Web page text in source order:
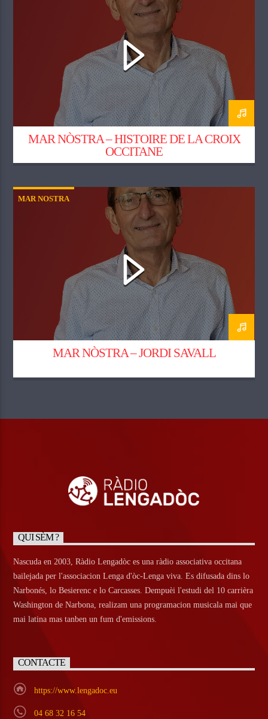
MAR NÒSTRA – HISTOIRE DE LA CROIX
OCCITANE
MAR NOSTRA
MAR NÒSTRA – JORDI SAVALL
QUI SÈM ?
Nascuda en 2003, Ràdio Lengadòc es una ràdio associativa occitana
bailejada per l'associacion Lenga d'òc-Lenga viva. Es difusada dins lo
Narbonés, lo Besierenc e lo Carcasses. Dempuèi l'estudi del 10 carrièra
Washington de Narbona, realizam una programacion musicala mai que
mai latina mas tanben un fum d'emissions.
CONTACTE
https://www.lengadoc.eu
04 68 32 16 54